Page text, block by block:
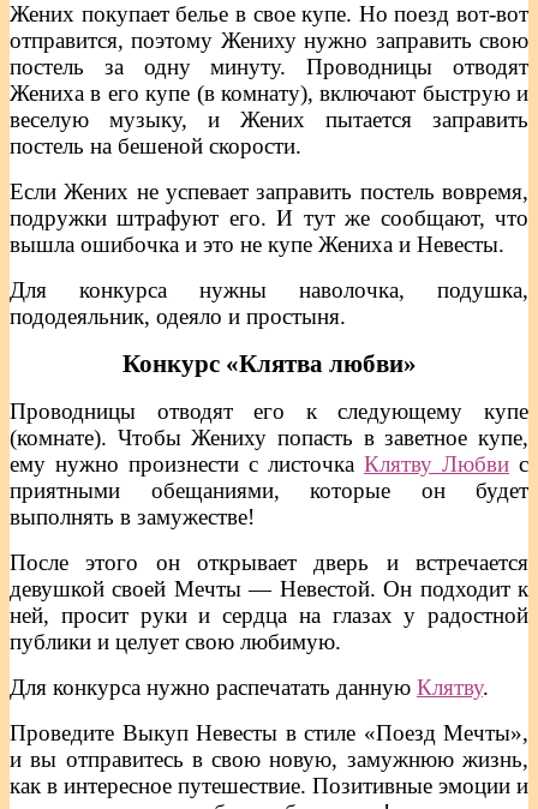
Жених покупает белье в свое купе. Но поезд вот-вот
отправится, поэтому Жениху нужно заправить свою
постель за одну минуту. Проводницы отводят
Жениха в его купе (в комнату), включают быструю и
веселую музыку, и Жених пытается заправить
постель на бешеной скорости.
Если Жених не успевает заправить постель вовремя,
подружки штрафуют его. И тут же сообщают, что
вышла ошибочка и это не купе Жениха и Невесты.
Для конкурса нужны наволочка, подушка,
пододеяльник, одеяло и простыня.
Конкурс «Клятва любви»
Проводницы отводят его к следующему купе
(комнате). Чтобы Жениху попасть в заветное купе,
ему нужно произнести с листочка Клятву Любви с
приятными обещаниями, которые он будет
выполнять в замужестве!
После этого он открывает дверь и встречается
девушкой своей Мечты — Невестой. Он подходит к
ней, просит руки и сердца на глазах у радостной
публики и целует свою любимую.
Для конкурса нужно распечатать данную Клятву.
Проведите Выкуп Невесты в стиле «Поезд Мечты»,
и вы отправитесь в свою новую, замужнюю жизнь,
как в интересное путешествие. Позитивные эмоции и